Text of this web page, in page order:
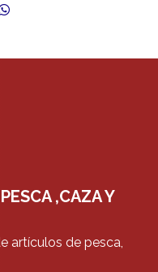
,CAZA Y
artículos de pesca,